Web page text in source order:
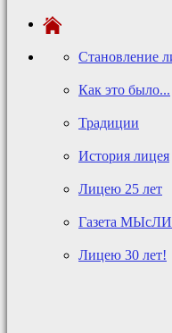
Становление
Как это было...
Традиции
История лицея
Лицею 25 лет
Газета
Лицею 30 лет!